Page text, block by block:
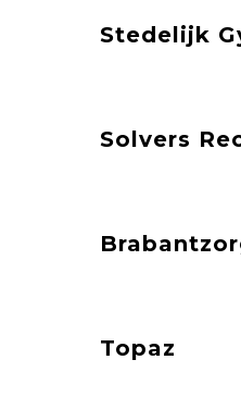
Stedelijk
Solvers
Topaz